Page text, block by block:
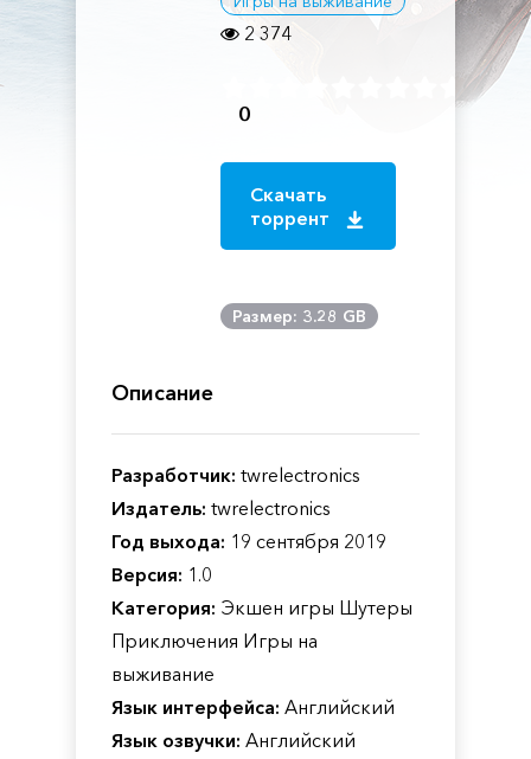
2 374
0
Скачать
торрент
Размер: 3.28 GB
Описание
Разработчик: twrelectronics
Издатель: twrelectronics
Год выхода: 19 сентября 2019
Версия: 1.0
Категория: Экшен игры Шутеры
Приключения Игры на
выживание
Язык интерфейса: Английский
Язык озвучки: Английский